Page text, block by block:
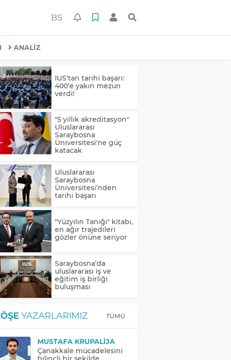
BS
ANALİZ
IUS'tan tarihi başarı:
400'e yakın mezun
verdi!
"5 yıllık akreditasyon"
Uluslararası
Saraybosna
Üniversitesi'ne güç
katacak
Uluslararası
Saraybosna
Üniversitesi’nden
tarihi başarı
"Yüzyılın Tanığı" kitabı,
en ağır trajedileri
gözler önüne seriyor
Saraybosna’da
uluslararası iş ve
eğitim iş birliği
buluşması
YAZARLARIMIZ TÜMÜ
MUSTAFA KRUPALIJA
Çanakkale mücadelesini